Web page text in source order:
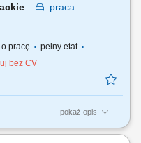
praca
pracę
pełny etat
bez CV
pokaż opis
z Kierownikiem Budowy.